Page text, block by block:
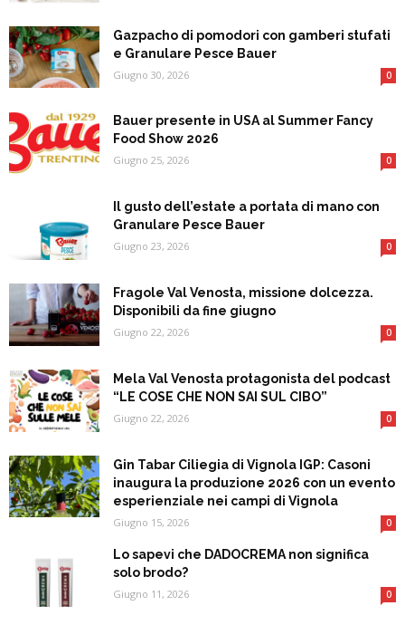
Gazpacho di pomodori con gamberi stufati
e Granulare Pesce Bauer
Giugno 30, 2026 0
Bauer presente in USA al Summer Fancy
Food Show 2026
Giugno 25, 2026 0
Il gusto dell’estate a portata di mano con
Granulare Pesce Bauer
Giugno 23, 2026 0
Fragole Val Venosta, missione dolcezza.
Disponibili da fine giugno
Giugno 22, 2026 0
Mela Val Venosta protagonista del podcast
“LE COSE CHE NON SAI SUL CIBO”
Giugno 22, 2026 0
Gin Tabar Ciliegia di Vignola IGP: Casoni
inaugura la produzione 2026 con un evento
esperienziale nei campi di Vignola
Giugno 15, 2026 0
Lo sapevi che DADOCREMA non significa
solo brodo?
Giugno 11, 2026 0